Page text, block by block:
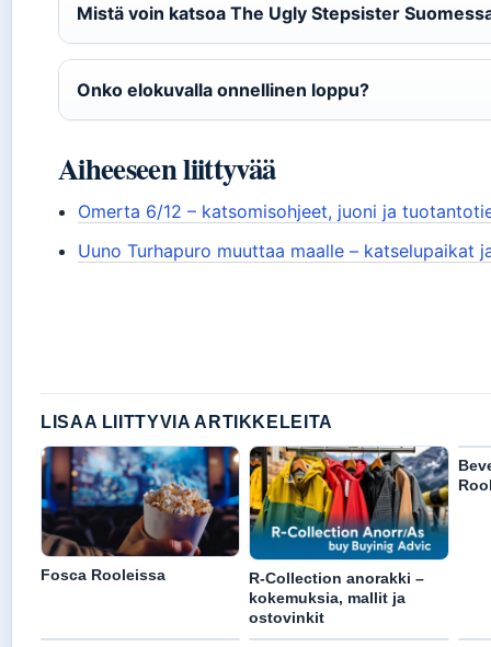
Mistä voin katsoa The Ugly Stepsister
Onko elokuvalla onnellinen loppu?
Aiheeseen liittyvää
Omerta 6/12 – katsomisohjeet, juoni ja
Uuno Turhapuro muuttaa maalle – katselupaikat
LISAA LIITTYVIA ARTIKKELEITA
Fosca Rooleissa
R-Collection anorakki –
kokemuksia, mallit ja
ostovinkit